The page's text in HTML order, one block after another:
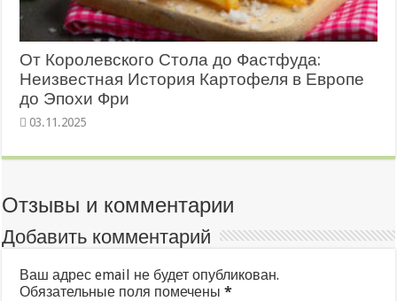
От Королевского Стола до Фастфуда:
Неизвестная История Картофеля в Европе
до Эпохи Фри
03.11.2025
Отзывы и комментарии
Добавить комментарий
Ваш адрес email не будет опубликован.
Обязательные поля помечены*